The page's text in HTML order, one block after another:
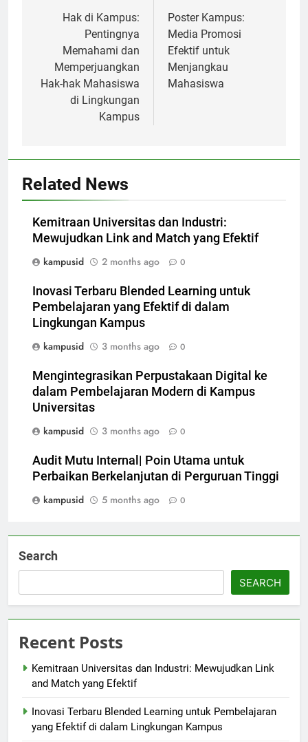
navigation
Hak di Kampus:
Pentingnya
Memahami dan
Memperjuangkan
Hak-hak Mahasiswa
di Lingkungan
Kampus
Poster Kampus:
Media Promosi
Efektif untuk
Menjangkau
Mahasiswa
Related News
Kemitraan Universitas dan Industri:
Mewujudkan Link and Match yang Efektif
kampusid
2 months ago 0
Inovasi Terbaru Blended Learning untuk
Pembelajaran yang Efektif di dalam
Lingkungan Kampus
kampusid
3 months ago 0
Mengintegrasikan Perpustakaan Digital ke
dalam Pembelajaran Modern di Kampus
Universitas
kampusid
3 months ago 0
Audit Mutu Internal| Poin Utama untuk
Perbaikan Berkelanjutan di Perguruan Tinggi
kampusid
5 months ago 0
Search
SEARCH
Recent Posts
Kemitraan Universitas dan Industri: Mewujudkan Link
and Match yang Efektif
Inovasi Terbaru Blended Learning untuk Pembelajaran
yang Efektif di dalam Lingkungan Kampus